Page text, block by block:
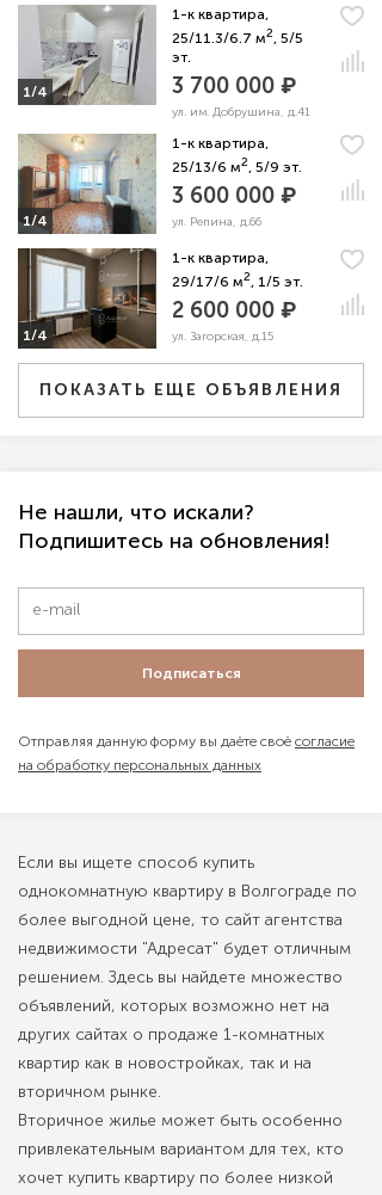
1/4
1-к квартира,
25/11.3/6.7 м2, 5/5
эт.
3 700 000 ₽
ул. им. Добрушина, д.41
1/4
1-к квартира,
25/13/6 м2, 5/9 эт.
3 600 000 ₽
ул. Репина, д.66
1/4
1-к квартира,
29/17/6 м2, 1/5 эт.
2 600 000 ₽
ул. Загорская, д.15
ПОКАЗАТЬ ЕЩЕ ОБЪЯВЛЕНИЯ
Не нашли, что искали?
Подпишитесь на обновления!
Подписаться
Отправляя данную форму вы даёте своё согласие
на обработку персональных данных
Если вы ищете способ купить
однокомнатную квартиру в Волгограде по
более выгодной цене, то сайт агентства
недвижимости "Адресат" будет отличным
решением. Здесь вы найдете множество
объявлений, которых возможно нет на
других сайтах о продаже 1-комнатных
квартир как в новостройках, так и на
вторичном рынке.
Вторичное жилье может быть особенно
привлекательным вариантом для тех, кто
хочет купить квартиру по более низкой